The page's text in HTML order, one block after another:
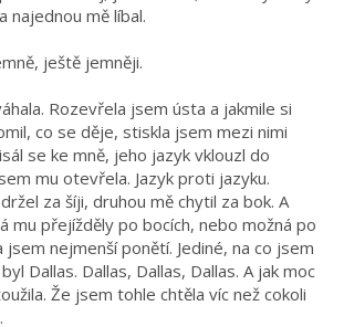
mě líbal.
ještě jemněji.
Rozevřela jsem ústa a jakmile si
co se děje, stiskla jsem mezi nimi
se ke mně, jeho jazyk vklouzl do
mu otevřela. Jazyk proti jazyku.
za šíji, druhou mě chytil za bok. A
mu přejížděly po bocích, nebo možná po
jsem nejmenší ponětí. Jediné, na co jsem
Dallas. Dallas, Dallas, Dallas. A jak moc
Že jsem tohle chtěla víc než cokoli